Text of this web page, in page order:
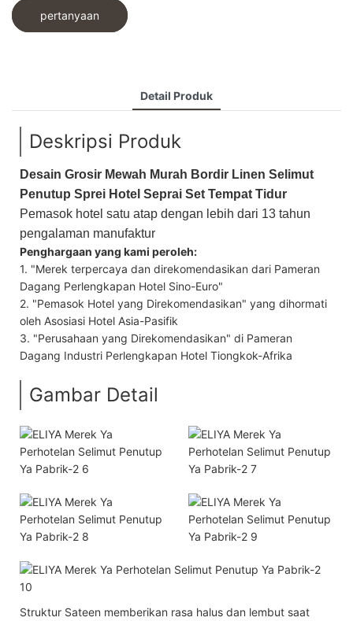
pertanyaan
Detail Produk
Deskripsi Produk
Desain Grosir Mewah Murah Bordir Linen Selimut
Penutup Sprei Hotel Seprai Set Tempat Tidur
Pemasok hotel satu atap dengan lebih dari 13 tahun
pengalaman manufaktur
Penghargaan yang kami peroleh:
1. "Merek terpercaya dan direkomendasikan dari Pameran
Dagang Perlengkapan Hotel Sino-Euro"
2. "Pemasok Hotel yang Direkomendasikan" yang dihormati
oleh Asosiasi Hotel Asia-Pasifik
3. "Perusahaan yang Direkomendasikan" di Pameran
Dagang Industri Perlengkapan Hotel Tiongkok-Afrika
Gambar Detail
Struktur Sateen memberikan rasa halus dan lembut saat